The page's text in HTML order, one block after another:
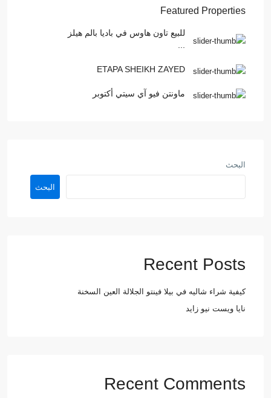
Featured Properties
للبيع تاون هاوس في باديا بالم هيلز
ETAPA SHEIKH ZAYED
ماونتن فيو آي سيتي أكتوبر
البحث
البحث
Recent Posts
كيفية شراء شاليه في بيلا فينتو الجلالة العين السخنة
نايا ويست نيو زايد
Recent Comments